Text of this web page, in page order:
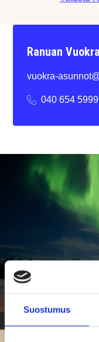
Suostumus
Ranuan
vuokra-
040 654 5999